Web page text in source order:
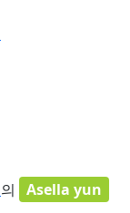
의 Asella yun